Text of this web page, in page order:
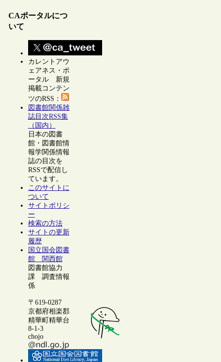
CAポータルにつ
いて
カレントアウ
ェアネス・ポ
ータル 新規
掲載コンテン
ツのRSS：
図書館関係雑
誌目次RSS集
（国内）
日本の図書
館・図書館情
報学関係情報
誌の目次を
RSSで配信し
ています。
このサイトに
ついて
サイトポリシ
ー
検索の方法
サイトの更新
履歴
国立国会図書
館 関西館
図書館協力
課 調査情報
係
〒619-0287
京都府相楽郡
精華町精華台
8-1-3
chojo